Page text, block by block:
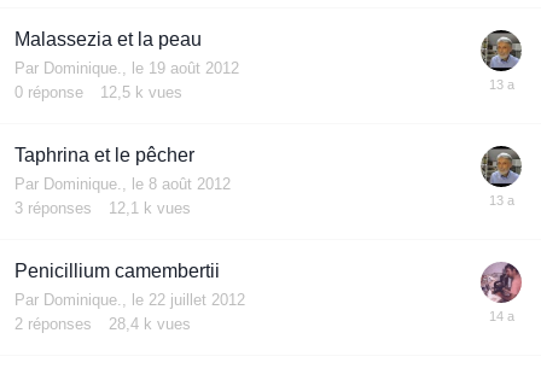
Malassezia et la peau
Par Dominique., le 19 août 2012
0 réponse 12,5 k vues
Taphrina et le pêcher
Par Dominique., le 8 août 2012
3 réponses 12,1 k vues
Penicillium camembertii
Par Dominique., le 22 juillet 2012
2 réponses 28,4 k vues